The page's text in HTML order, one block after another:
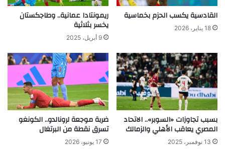
القادسية يكسب الحزم بخماسية
18 يناير، 2026
ريمونتادا عمانية.. وطاجكستان
يخسر بثلاثية
9 أبريل، 2025
بسبب تجاوزات «السوبر».. الاتحاد
المصري يعاقب الأهلي والزمالك
13 نوفمبر، 2025
ضربة موجعة لرونالدو.. الكونغو
تسرق نقطة من البرتغال
17 يونيو، 2026